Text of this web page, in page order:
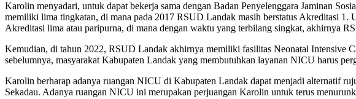
Karolin menyadari, untuk dapat bekerja sama dengan Badan Penyelenggara Jaminan
memiliki lima tingkatan, di mana pada 2017 RSUD Landak masih berstatus Akreditasi
Akreditasi lima atau paripurna, di mana dengan waktu yang terbilang singkat, akhirnya
Kemudian, di tahun 2022, RSUD Landak akhirnya memiliki fasilitas Neonatal Intensive
sebelumnya, masyarakat Kabupaten Landak yang membutuhkan layanan NICU harus
Karolin berharap adanya ruangan NICU di Kabupaten Landak dapat menjadi alternatif
Sekadau. Adanya ruangan NICU ini merupakan perjuangan Karolin untuk terus